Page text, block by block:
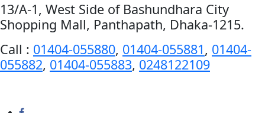
13/A-1, West Side of Bashundhara City
Shopping Mall, Panthapath, Dhaka-1215.
Call : 01404-055880, 01404-055881, 01404-
055882, 01404-055883, 0248122109